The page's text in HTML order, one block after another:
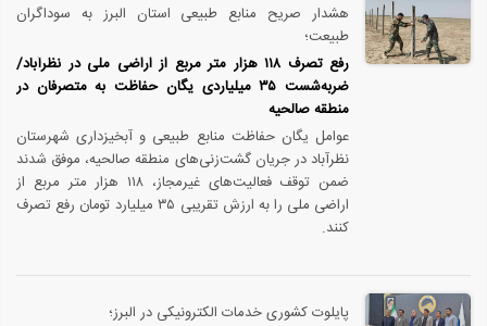
هشدار صریح منابع طبیعی استان البرز به سوداگران
طبیعت؛
رفع تصرف ۱۱۸ هزار متر مربع از اراضی ملی در نظرآباد/
ضربه‌شست ۳۵ میلیاردی یگان حفاظت به متصرفان در
منطقه صالحیه
عوامل یگان حفاظت منابع طبیعی و آبخیزداری شهرستان
نظرآباد در جریان گشت‌زنی‌های منطقه صالحیه، موفق شدند
ضمن توقف فعالیت‌های غیرمجاز، ۱۱۸ هزار متر مربع از
اراضی ملی را به ارزش تقریبی ۳۵ میلیارد تومان رفع تصرف
کنند.
پایلوت کشوری خدمات الکترونیکی در البرز؛